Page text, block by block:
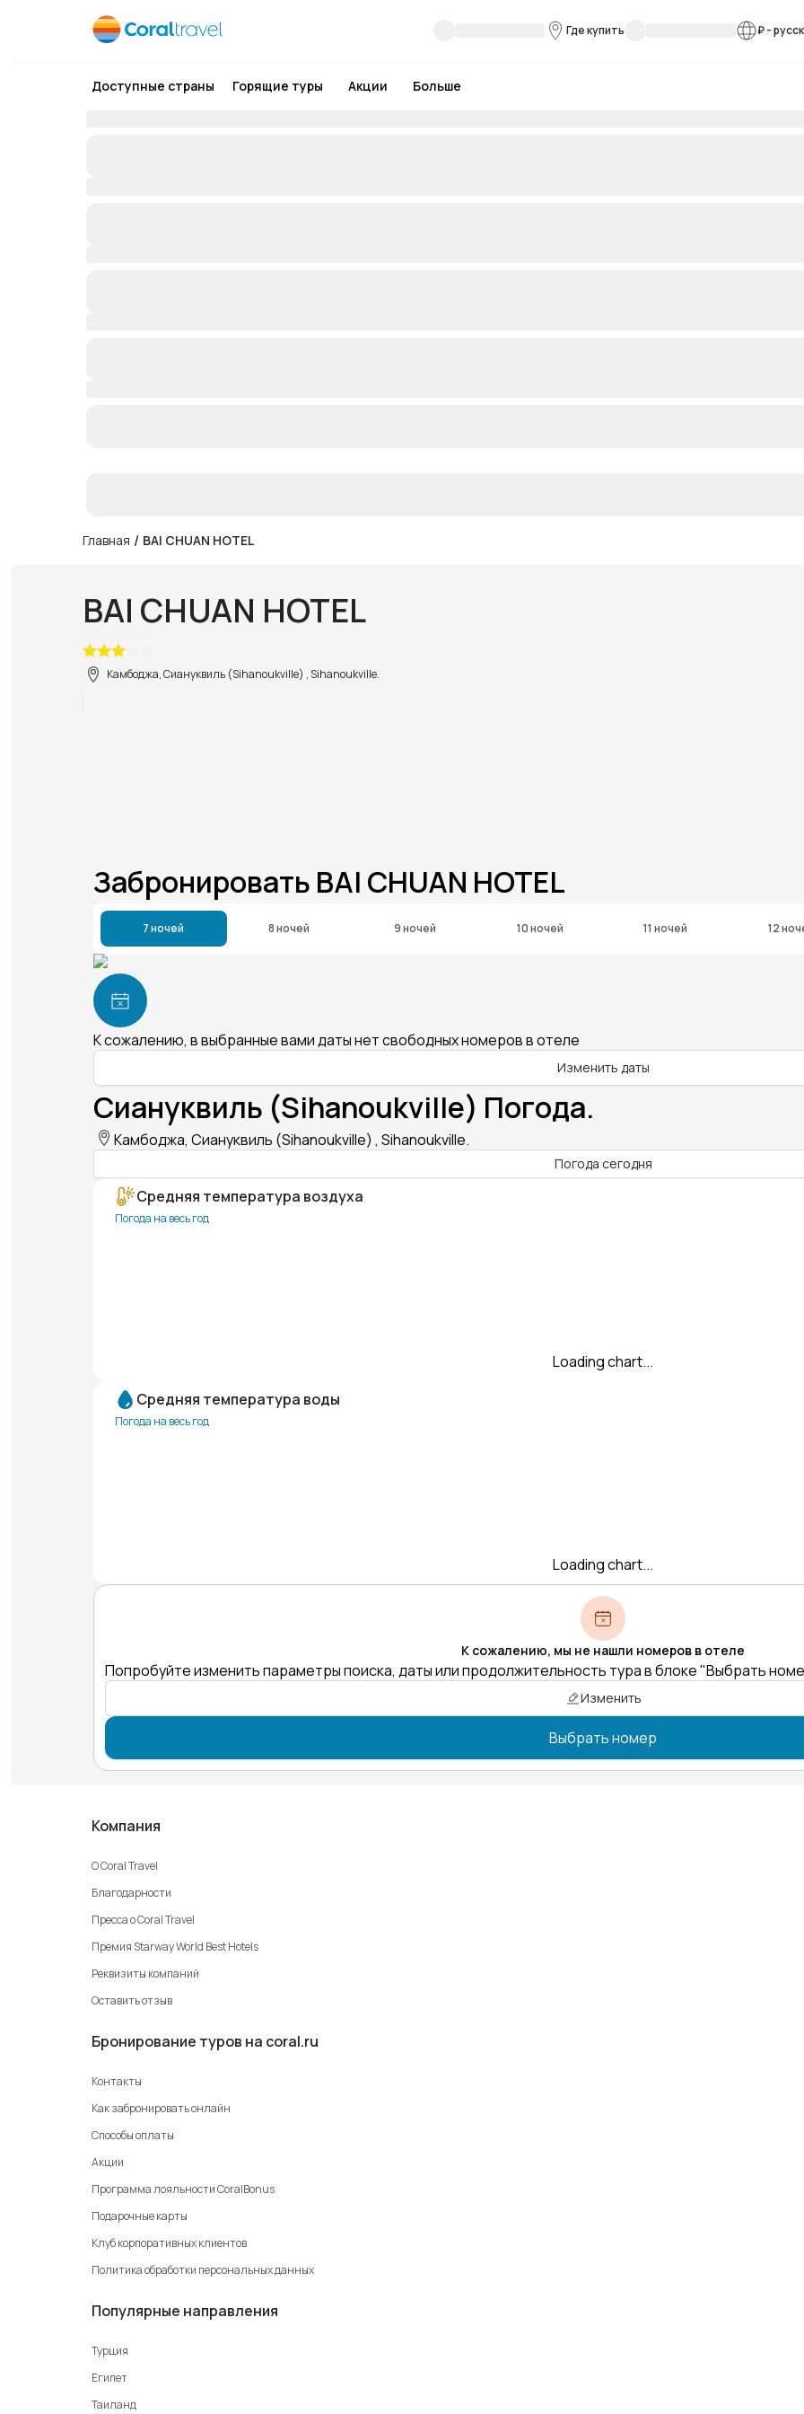
Где купить ₽-
Доступные страны Горящие туры Акции Больше
Главная / BAI CHUAN HOTEL
BAI CHUAN HOTEL
Камбоджа, Сиануквиль (Sihanoukville) , Sihanoukville.
Забронировать BAI CHUAN HOTEL
7 ночей 8 ночей 9 ночей 10 ночей 11 ночей 12
К сожалению, в выбранные вами даты нет свободных номеров в отеле
Изменить даты
Сиануквиль (Sihanoukville) Погода.
Камбоджа, Сиануквиль (Sihanoukville) , Sihanoukville.
Погода сегодня
Средняя температура воздуха
Погода на весь год
Loading chart...
Средняя температура воды
Погода на весь год
Loading chart...
К сожалению, мы не нашли номеров в отеле
Попробуйте изменить параметры поиска, даты или продолжительность тура в блоке "Выбрать
Изменить
Выбрать номер
Компания
О Coral Travel
Благодарности
Пресса о Coral Travel
Премия Starway World Best Hotels
Реквизиты компаний
Оставить отзыв
Бронирование туров на coral.ru
Контакты
Как забронировать онлайн
Способы оплаты
Акции
Программа лояльности CoralBonus
Подарочные карты
Клуб корпоративных клиентов
Политика обработки персональных данных
Популярные направления
Турция
Египет
Таиланд